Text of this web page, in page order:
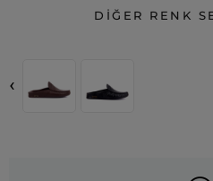
DİĞER RENK
‹